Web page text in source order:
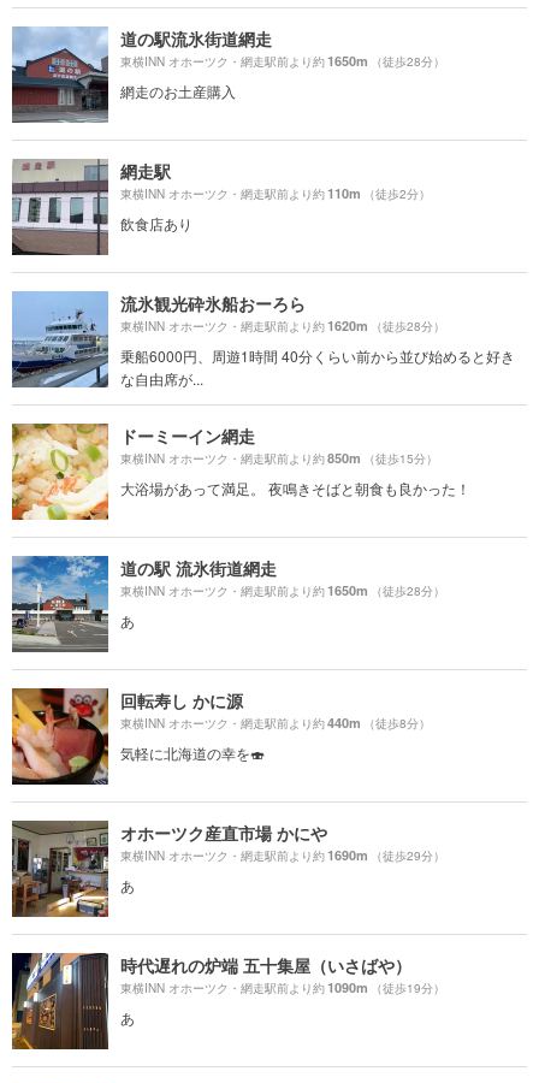
道の駅流氷街道網走
東横INN オホーツク・網走駅前より約1650m （徒歩28分）
網走のお土産購入
網走駅
東横INN オホーツク・網走駅前より約110m （徒歩2分）
飲食店あり
流氷観光砕氷船おーろら
東横INN オホーツク・網走駅前より約1620m （徒歩28分）
乗船6000円、周遊1時間 40分くらい前から並び始めると好き
な自由席が...
ドーミーイン網走
東横INN オホーツク・網走駅前より約850m （徒歩15分）
大浴場があって満足。 夜鳴きそばと朝食も良かった！
道の駅 流氷街道網走
東横INN オホーツク・網走駅前より約1650m （徒歩28分）
あ
回転寿し かに源
東横INN オホーツク・網走駅前より約440m （徒歩8分）
気軽に北海道の幸を🍣
オホーツク産直市場 かにや
東横INN オホーツク・網走駅前より約1690m （徒歩29分）
あ
時代遅れの炉端 五十集屋（いさばや）
東横INN オホーツク・網走駅前より約1090m （徒歩19分）
あ